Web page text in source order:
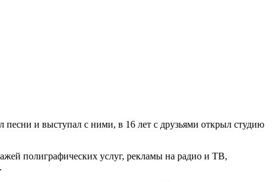
песни и выступал с ними, в 16 лет с друзьями открыл студию
полиграфических услуг, рекламы на радио и ТВ,